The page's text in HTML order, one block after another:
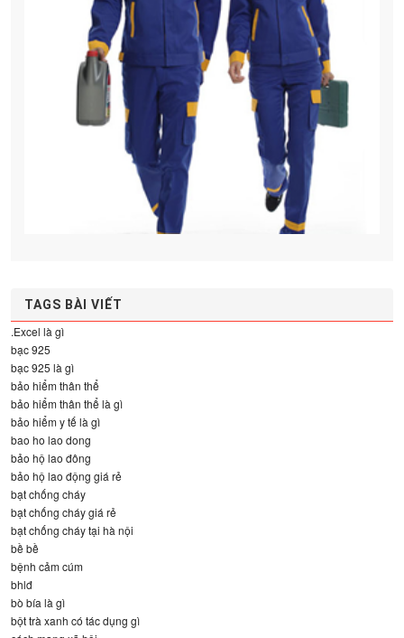
TAGS BÀI VIẾT
.Excel là gì
bạc 925
bạc 925 là gì
bảo hiểm thân thể
bảo hiểm thân thể là gì
bảo hiểm y tế là gì
bao ho lao dong
bảo hộ lao đông
bảo hộ lao động giá rẻ
bạt chống cháy
bạt chống cháy giá rẻ
bạt chống cháy tại hà nội
bề bề
bệnh cảm cúm
bhlđ
bò bía là gì
bột trà xanh có tác dụng gì